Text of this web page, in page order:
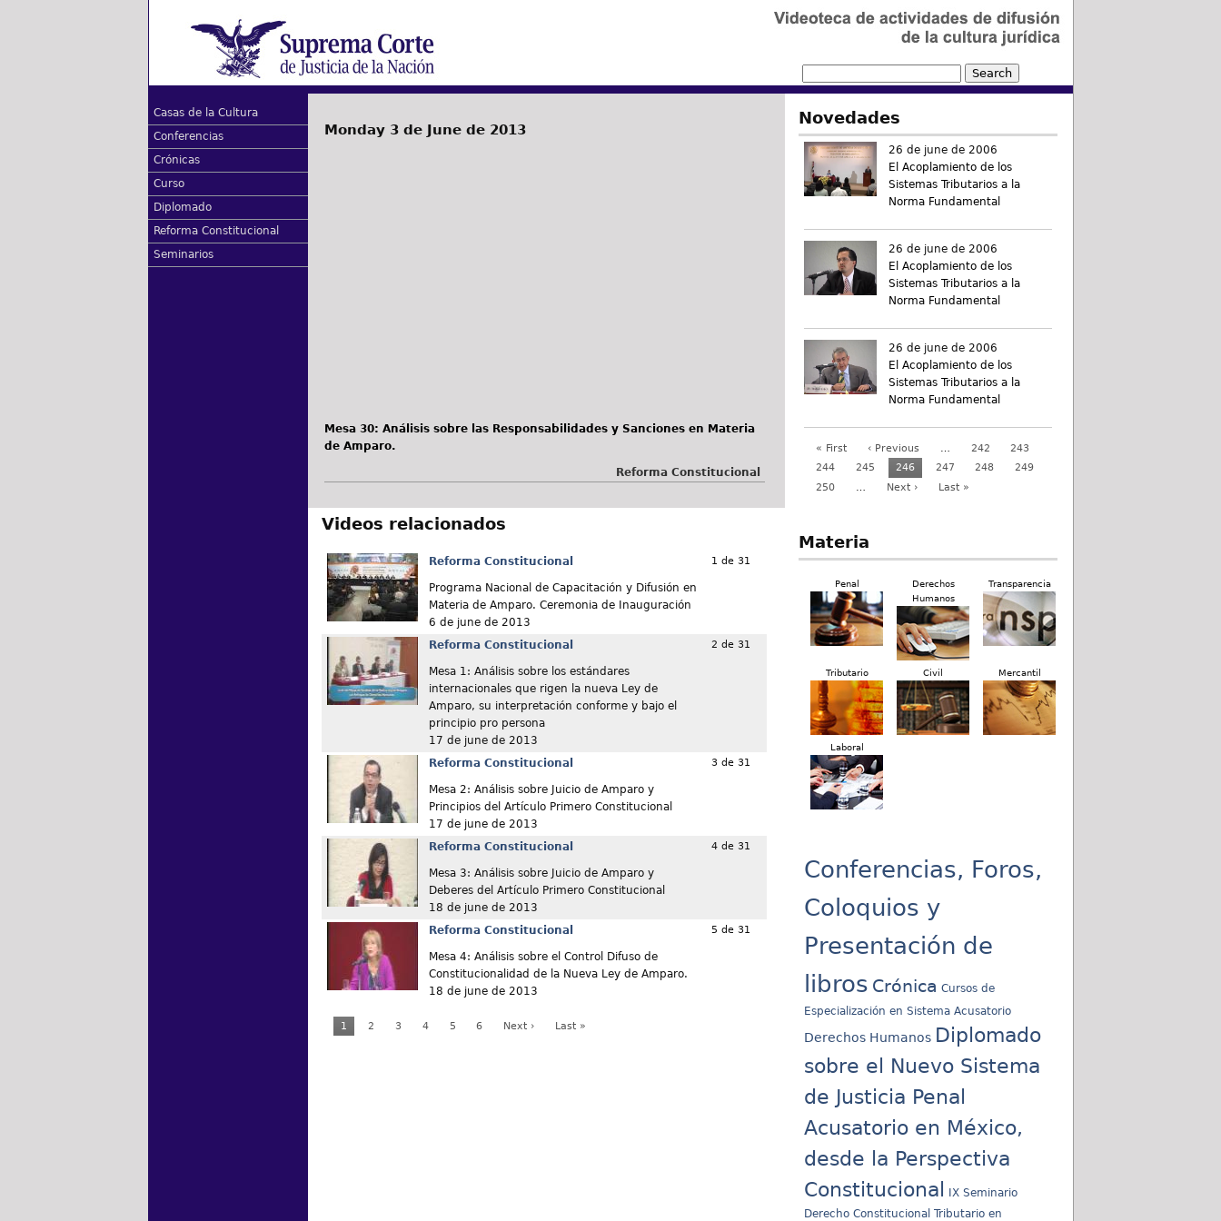
Casas de la Cultura
Conferencias
Crónicas
Curso
Diplomado
Reforma Constitucional
Seminarios
Monday 3 de June de 2013
Mesa 30: Análisis sobre las Responsabilidades y Sanciones en Materia
de Amparo.
Reforma Constitucional
Videos relacionados
Reforma Constitucional
Programa Nacional de Capacitación y Difusión en
Materia de Amparo. Ceremonia de Inauguración
6 de june de 2013
1 de 31
Reforma Constitucional
Mesa 1: Análisis sobre los estándares
internacionales que rigen la nueva Ley de
Amparo, su interpretación conforme y bajo el
principio pro persona
17 de june de 2013
2 de 31
Reforma Constitucional
Mesa 2: Análisis sobre Juicio de Amparo y
Principios del Artículo Primero Constitucional
17 de june de 2013
3 de 31
Reforma Constitucional
Mesa 3: Análisis sobre Juicio de Amparo y
Deberes del Artículo Primero Constitucional
18 de june de 2013
4 de 31
Reforma Constitucional
Mesa 4: Análisis sobre el Control Difuso de
Constitucionalidad de la Nueva Ley de Amparo.
18 de june de 2013
5 de 31
1 2 3 4 5 6 Next › Last »
Novedades
26 de june de 2006
El Acoplamiento de los
Sistemas Tributarios a la
Norma Fundamental
26 de june de 2006
El Acoplamiento de los
Sistemas Tributarios a la
Norma Fundamental
26 de june de 2006
El Acoplamiento de los
Sistemas Tributarios a la
Norma Fundamental
« First ‹ Previous … 242
243
244
245 246 247 248
249
250
… Next › Last »
Materia
Penal
Derechos
Humanos
Transparencia
Tributario Civil Mercantil
Laboral
Conferencias, Foros,
Coloquios y
Presentación de
libros Crónica Cursos de
Especialización en Sistema Acusatorio
Derechos Humanos Diplomado
sobre el Nuevo Sistema
de Justicia Penal
Acusatorio en México,
desde la Perspectiva
Constitucional
IX Seminario
Derecho Constitucional Tributario en